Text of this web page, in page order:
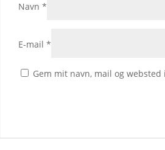
Navn*
E-mail*
Gem mit navn, mail og